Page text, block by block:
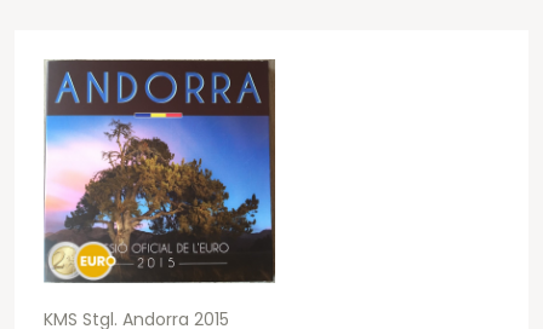
KMS Stgl. Andorra 2015